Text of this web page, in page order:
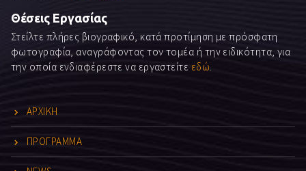
Θέσεις Εργασίας
Στείλτε πλήρες βιογραφικό, κατά προτίμηση με πρόσφατη
φωτογραφία, αναγράφοντας τον τομέα ή την ειδικότητα, για
την οποία ενδιαφέρεστε να εργαστείτε εδώ.
ΑΡΧΙΚΗ
ΠΡΟΓΡΑΜΜΑ